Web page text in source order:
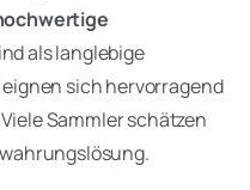
als langlebige
sich hervorragend
Sammler schätzen